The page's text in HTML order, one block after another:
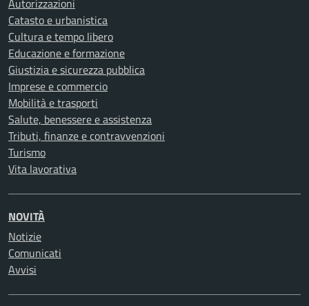
Autorizzazioni
Catasto e urbanistica
Cultura e tempo libero
Educazione e formazione
Giustizia e sicurezza pubblica
Imprese e commercio
Mobilità e trasporti
Salute, benessere e assistenza
Tributi, finanze e contravvenzioni
Turismo
Vita lavorativa
NOVITÀ
Notizie
Comunicati
Avvisi